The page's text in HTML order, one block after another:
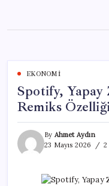
content
EKONOMI
Spotify, Yapay
Remiks
By Ahmet Aydın
23 Mayıs 2026
2